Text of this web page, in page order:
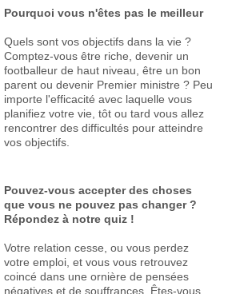
Pourquoi vous n'êtes pas le meilleur
Quels sont vos objectifs dans la vie ?
Comptez-vous être riche, devenir un
footballeur de haut niveau, être un bon
parent ou devenir Premier ministre ? Peu
importe l'efficacité avec laquelle vous
planifiez votre vie, tôt ou tard vous allez
rencontrer des difficultés pour atteindre
vos objectifs.
Pouvez-vous accepter des choses
que vous ne pouvez pas changer ?
Répondez à notre quiz !
Votre relation cesse, ou vous perdez
votre emploi, et vous vous retrouvez
coincé dans une ornière de pensées
négatives et de souffrances. Êtes-vous